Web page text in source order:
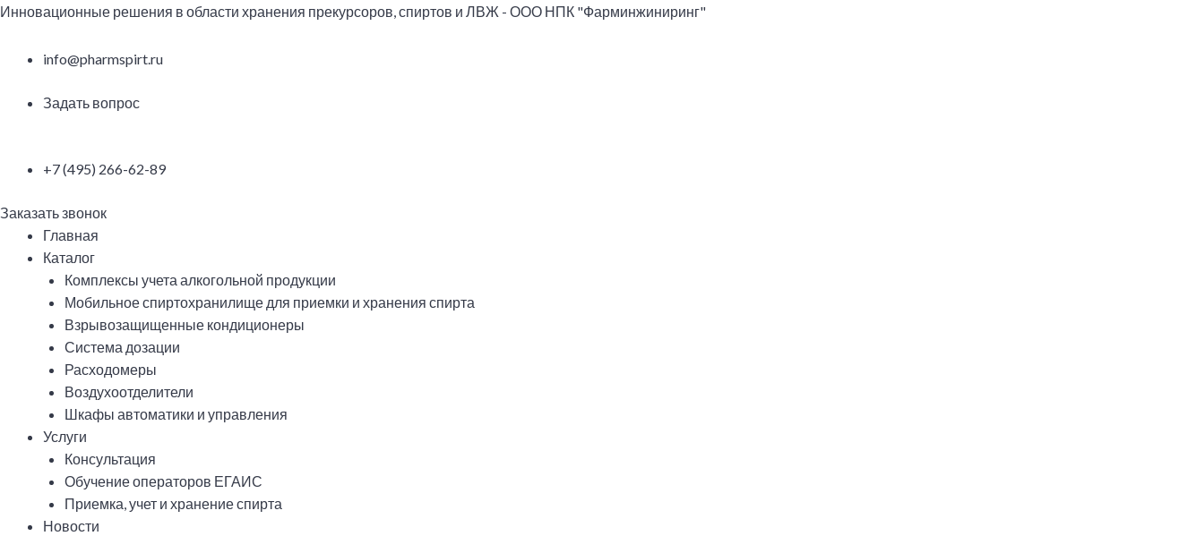
Перейти
содержимому
Инновационные решения в области хранения прекурсоров, спиртов и ЛВЖ - ООО НПК "Фарминжиниринг"
info@pharmspirt.ru
Задать вопрос
+7 (495) 266-62-89
Заказать звонок
Меню
Главная
Каталог
Комплексы учета алкогольной продукции
Мобильное спиртохранилище для приемки и хранения спирта
Взрывозащищенные кондиционеры
Система дозации
Расходомеры
Воздухоотделители
Шкафы автоматики и управления
Услуги
Консультация
Обучение операторов ЕГАИС
Приемка, учет и хранение спирта
Новости